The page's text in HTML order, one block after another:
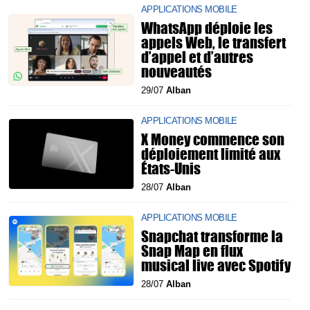
APPLICATIONS MOBILE
WhatsApp déploie les
appels Web, le transfert
d’appel et d’autres
nouveautés
29/07 Alban
APPLICATIONS MOBILE
X Money commence son
déploiement limité aux
États-Unis
28/07 Alban
APPLICATIONS MOBILE
Snapchat transforme la
Snap Map en flux
musical live avec Spotify
28/07 Alban